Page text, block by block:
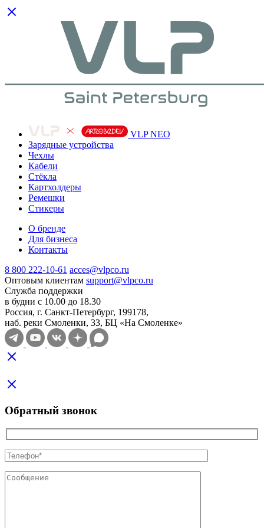
VLP NEO
Зарядные устройства
Чехлы
Кабели
Cтёкла
Картхолдеры
Ремешки
Стикеры
О бренде
Для бизнеса
Контакты
8 800 222-10-61 acces@vlpco.ru
Оптовым клиентам support@vlpco.ru
Служба поддержки
в будни с 10.00 до 18.30
Россия, г. Санкт-Петербург, 199178,
наб. реки Смоленки, 33, БЦ «На Смоленке»
Обратный звонок